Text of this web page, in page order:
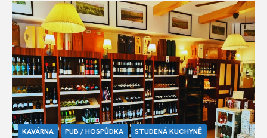
KAVÁRNA PUB / HOSPŮDKA STUDENÁ KUCHYNĚ